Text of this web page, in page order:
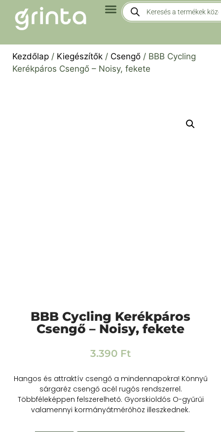
Kezdőlap / Kiegészítők / Csengő / BBB Cycling
Kerékpáros Csengő – Noisy, fekete
BBB Cycling Kerékpáros
Csengő – Noisy, fekete
3.390 Ft
Hangos és attraktív csengő a mindennapokra! Könnyű
sárgaréz csengő acél rugós rendszerrel.
Többféleképpen felszerelhető. Gyorskioldós O-gyűrűi
valamennyi kormányátmérőhöz illeszkednek.